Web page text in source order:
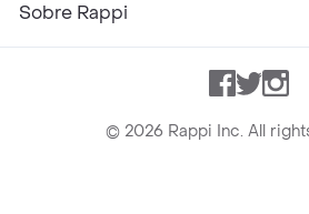
Sobre Rappi
Facebook
Twitter
© 2026 Rappi Inc. All